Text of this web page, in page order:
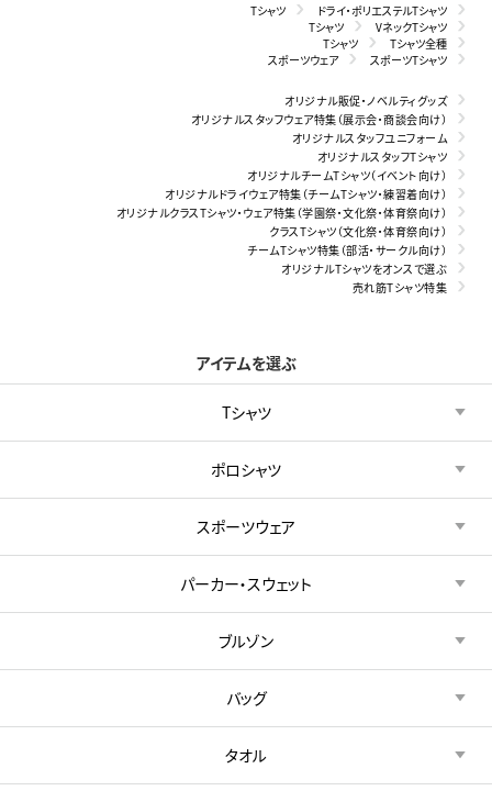
Tシャツ
ドライ・ポリエステルTシャツ
Tシャツ
VネックTシャツ
Tシャツ
Tシャツ全種
スポーツウェア
スポーツTシャツ
オリジナル販促・ノベルティグッズ
オリジナルスタッフウェア特集（展示会・商談会向け）
オリジナルスタッフユニフォーム
オリジナルスタッフTシャツ
オリジナルチームTシャツ（イベント向け）
オリジナルドライウェア特集（チームTシャツ・練習着向け）
オリジナルクラスTシャツ・ウェア特集（学園祭・文化祭・体育祭向け）
クラスTシャツ（文化祭・体育祭向け）
チームTシャツ特集（部活・サークル向け）
オリジナルTシャツをオンスで選ぶ
売れ筋Tシャツ特集
アイテムを選ぶ
Tシャツ
ポロシャツ
スポーツウェア
パーカー・スウェット
ブルゾン
バッグ
タオル